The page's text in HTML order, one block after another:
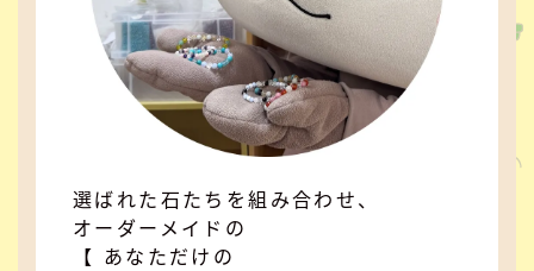
選ばれた石たちを組み合わせ、
オーダーメイドの
【 あなただけの